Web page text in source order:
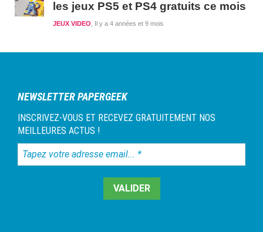
les jeux PS5 et PS4 gratuits ce mois
Il y a 4 années et 9 mois
JEUX VIDEO
NEWSLETTER PAPERGEEK
INSCRIVEZ-VOUS ET RECEVEZ GRATUITEMENT NOS
MEILLEURES ACTUS !
Tapez
votre